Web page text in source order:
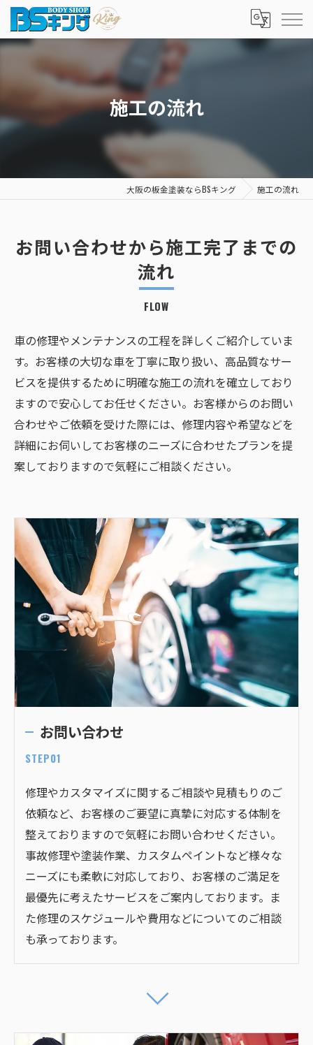
施工の流れ
大阪の板金塗装ならBSキング 施工の流れ
お問い合わせから施工完了までの
流れ
FLOW
車の修理やメンテナンスの工程を詳しくご紹介していま
す。お客様の大切な車を丁寧に取り扱い、高品質なサー
ビスを提供するために明確な施工の流れを確立しており
ますので安心してお任せください。お客様からのお問い
合わせやご依頼を受けた際には、修理内容や希望などを
詳細にお伺いしてお客様のニーズに合わせたプランを提
案しておりますので気軽にご相談ください。
お問い合わせ
STEP01
修理やカスタマイズに関するご相談や見積もりのご
依頼など、お客様のご要望に真摯に対応する体制を
整えておりますので気軽にお問い合わせください。
事故修理や塗装作業、カスタムペイントなど様々な
ニーズにも柔軟に対応しており、お客様のご満足を
最優先に考えたサービスをご案内しております。ま
た修理のスケジュールや費用などについてのご相談
も承っております。